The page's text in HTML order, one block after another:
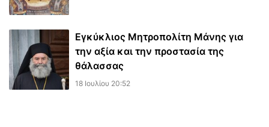
Εγκύκλιος Μητροπολίτη Μάνης για
την αξία και την προστασία της
θάλασσας
18 Ιουλίου 20:52